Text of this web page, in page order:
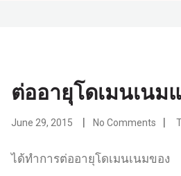
ต่ออายุโดเมนเนม
June 29, 2015 No Comments
ได้ทำการต่ออายุโดเมนเนมของ